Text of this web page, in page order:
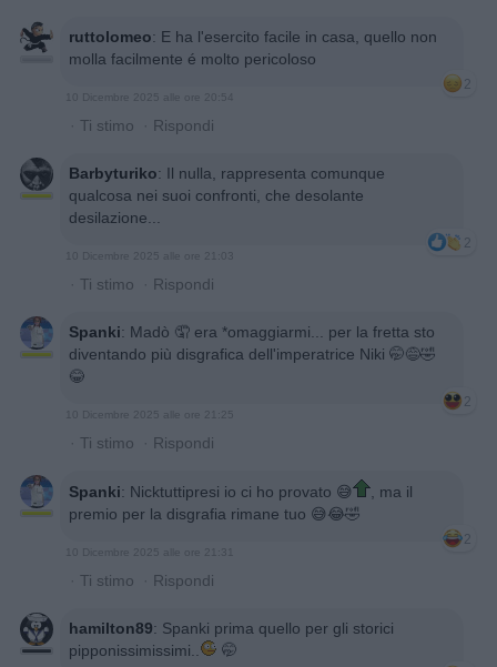
ruttolomeo: E ha l'esercito facile in casa, quello non
molla facilmente é molto pericoloso
2
10 Dicembre 2025 alle ore 20:54
· Ti stimo · Rispondi
Barbyturiko: Il nulla, rappresenta comunque
qualcosa nei suoi confronti, che desolante
desilazione...
2
10 Dicembre 2025 alle ore 21:03
· Ti stimo · Rispondi
Spanki: Madò 🤦 era *omaggiarmi... per la fretta sto
diventando più disgrafica dell'imperatrice Niki 🤭😅🤣
😂
2
10 Dicembre 2025 alle ore 21:25
· Ti stimo · Rispondi
Spanki: Nicktuttipresi io ci ho provato 😅
, ma il
premio per la disgrafia rimane tuo 😅😂🤣
2
10 Dicembre 2025 alle ore 21:31
· Ti stimo · Rispondi
hamilton89: Spanki prima quello per gli storici
pipponissimissimi..
🤭